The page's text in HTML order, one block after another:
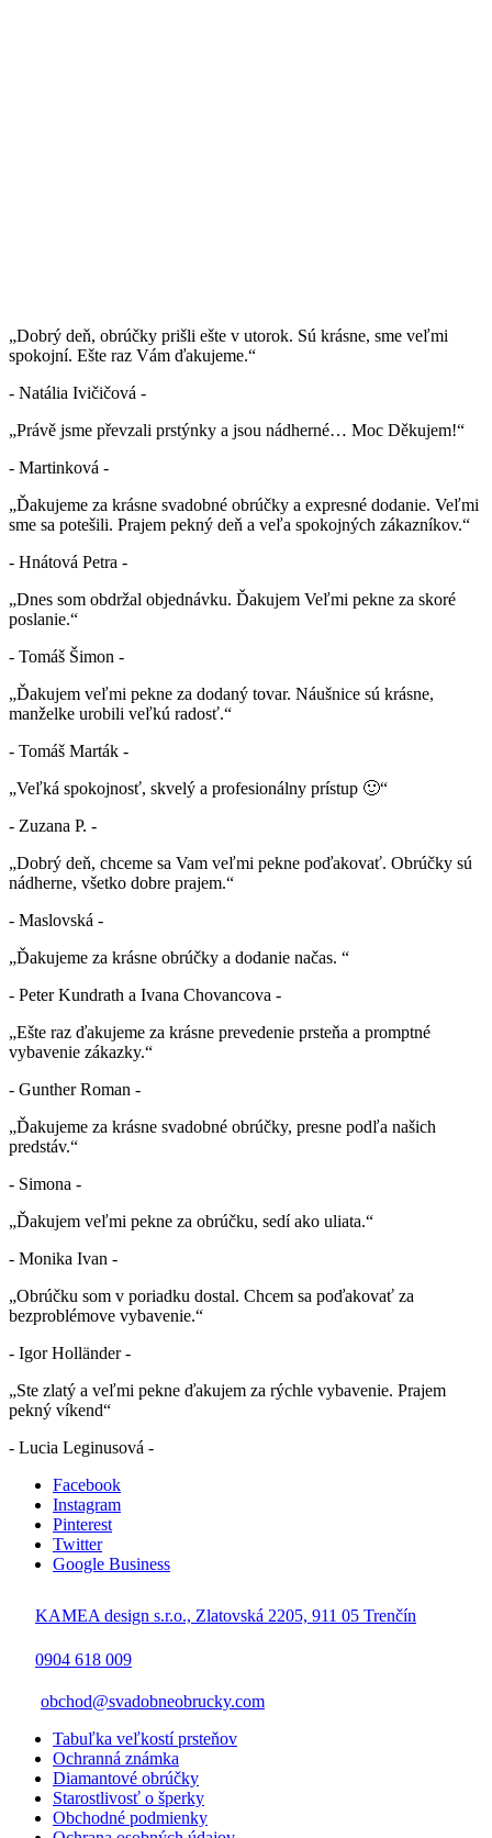
„Dobrý deň, obrúčky prišli ešte v utorok. Sú krásne, sme veľmi
spokojní. Ešte raz Vám ďakujeme.“
- Natália Ivičičová -
„Právě jsme převzali prstýnky a jsou nádherné… Moc Děkujem!“
- Martinková -
„Ďakujeme za krásne svadobné obrúčky a expresné dodanie. Veľmi
sme sa potešili. Prajem pekný deň a veľa spokojných zákazníkov.“
- Hnátová Petra -
„Dnes som obdržal objednávku. Ďakujem Veľmi pekne za skoré
poslanie.“
- Tomáš Šimon -
„Ďakujem veľmi pekne za dodaný tovar. Náušnice sú krásne,
manželke urobili veľkú radosť.“
- Tomáš Marták -
„Veľká spokojnosť, skvelý a profesionálny prístup 🙂“
- Zuzana P. -
„Dobrý deň, chceme sa Vam veľmi pekne poďakovať. Obrúčky sú
nádherne, všetko dobre prajem.“
- Maslovská -
„Ďakujeme za krásne obrúčky a dodanie načas. “
- Peter Kundrath a Ivana Chovancova -
„Ešte raz ďakujeme za krásne prevedenie prsteňa a promptné
vybavenie zákazky.“
- Gunther Roman -
„Ďakujeme za krásne svadobné obrúčky, presne podľa našich
predstáv.“
- Simona -
„Ďakujem veľmi pekne za obrúčku, sedí ako uliata.“
- Monika Ivan -
„Obrúčku som v poriadku dostal. Chcem sa poďakovať za
bezproblémove vybavenie.“
- Igor Holländer -
„Ste zlatý a veľmi pekne ďakujem za rýchle vybavenie. Prajem
pekný víkend“
- Lucia Leginusová -
Facebook
Instagram
Pinterest
Twitter
Google Business
KAMEA design s.r.o., Zlatovská 2205, 911 05 Trenčín
0904 618 009
obchod@svadobneobrucky.com
Tabuľka veľkostí prsteňov
Ochranná známka
Diamantové obrúčky
Starostlivosť o šperky
Obchodné podmienky